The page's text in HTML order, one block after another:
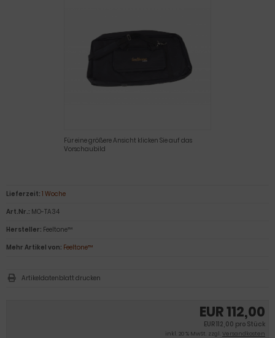
Für eine größere Ansicht klicken Sie auf das
Vorschaubild
EUR 112,00
EUR 112,00 pro Stück
inkl. 20 % MwSt. zzgl. Versandkosten
Lieferzeit: 1 Woche
Art.Nr.: MO-TA34
Hersteller: Feeltone™
Mehr Artikel von: Feeltone™
Artikeldatenblatt drucken